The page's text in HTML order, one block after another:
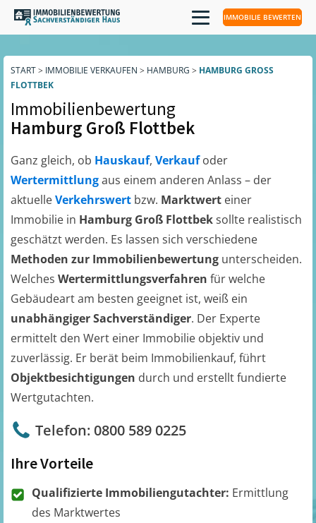
IMMOBILIE BEWERTEN
START> IMMOBILIE VERKAUFEN > HAMBURG > HAMBURG GROSS F
LOTTBEK
Immobilienbewertung
Hamburg Groß Flottbek
Ganz gleich, ob Hauskauf, Verkaufoder
Wertermittlungaus einem anderen Anlass – der
aktuelleVerkehrswert bzw. Marktwert einer
Immobilie in Hamburg Groß Flottbeksollte realistisch
geschätzt werden. Es lassen sich verschiedene
Methoden zur Immobilienbewertung unterscheiden.
Welches Wertermittlungsverfahren für welche
Gebäudeart am besten geeignet ist, weiß ein
unabhängiger Sachverständiger. Der Experte
ermittelt den Wert einer Immobilie objektiv und
zuverlässig. Er berät beim Immobilienkauf, führt
Objektbesichtigungen durch und erstellt fundierte
Wertgutachten.
Telefon: 0800 589 0225
Ihre Vorteile
Qualifizierte Immobiliengutachter: Ermittlung
des Marktwertes